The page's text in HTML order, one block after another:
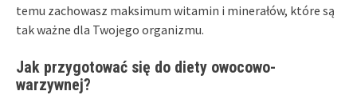
temu zachowasz maksimum witamin i minerałów, które są
tak ważne dla Twojego organizmu.
Jak przygotować się do diety owocowo-
warzywnej?